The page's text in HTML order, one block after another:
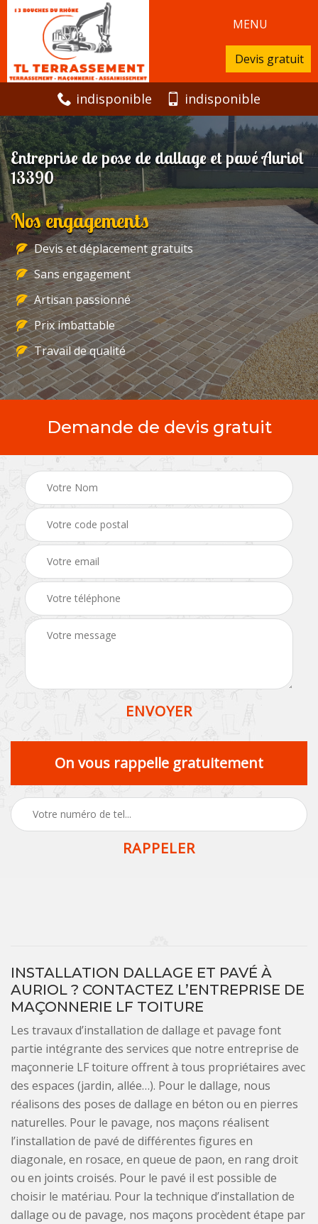
MENU
Devis gratuit
indisponible indisponible
Entreprise de pose de dallage et pavé Auriol
13390
Nos engagements
Devis et déplacement gratuits
Sans engagement
Artisan passionné
Prix imbattable
Travail de qualité
Demande de devis gratuit
On vous rappelle gratuitement
INSTALLATION DALLAGE ET PAVÉ À
AURIOL ? CONTACTEZ L’ENTREPRISE DE
MAÇONNERIE LF TOITURE
Les travaux d’installation de dallage et pavage font
partie intégrante des services que notre entreprise de
maçonnerie LF toiture offrent à tous propriétaires avec
des espaces (jardin, allée…). Pour le dallage, nous
réalisons des poses de dallage en béton ou en pierres
naturelles. Pour le pavage, nos maçons réalisent
l’installation de pavé de différentes figures en
diagonale, en rosace, en queue de paon, en rang droit
ou en joints croisés. Pour le pavé il est possible de
choisir le matériau. Pour la technique d’installation de
dallage ou de pavage, nos maçons procèdent étape par